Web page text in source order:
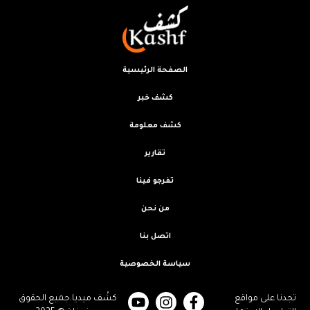
تجدنا على مواقع
كشْف ميديا.جميع الحقوق
الصفحة الرئيسية
كشف خبر
كشف معلومة
تقارير
تفرجو فينا
من نحن
اتصل بنا
سياسة الخصوصية